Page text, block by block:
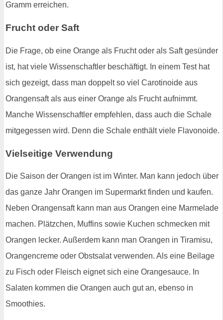
Gramm erreichen.
Frucht oder Saft
Die Frage, ob eine Orange als Frucht oder als Saft gesünder
ist, hat viele Wissenschaftler beschäftigt. In einem Test hat
sich gezeigt, dass man doppelt so viel Carotinoide aus
Orangensaft als aus einer Orange als Frucht aufnimmt.
Manche Wissenschaftler empfehlen, dass auch die Schale
mitgegessen wird. Denn die Schale enthält viele Flavonoide.
Vielseitige Verwendung
Die Saison der Orangen ist im Winter. Man kann jedoch über
das ganze Jahr Orangen im Supermarkt finden und kaufen.
Neben Orangensaft kann man aus Orangen eine Marmelade
machen. Plätzchen, Muffins sowie Kuchen schmecken mit
Orangen lecker. Außerdem kann man Orangen in Tiramisu,
Orangencreme oder Obstsalat verwenden. Als eine Beilage
zu Fisch oder Fleisch eignet sich eine Orangesauce. In
Salaten kommen die Orangen auch gut an, ebenso in
Smoothies.